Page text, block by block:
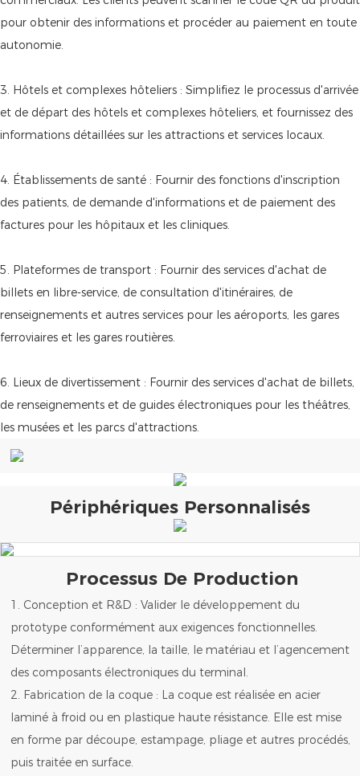
pour obtenir des informations et procéder au paiement en toute
autonomie.
3. Hôtels et complexes hôteliers : Simplifiez le processus d'arrivée
et de départ des hôtels et complexes hôteliers, et fournissez des
informations détaillées sur les attractions et services locaux.
4. Établissements de santé : Fournir des fonctions d'inscription
des patients, de demande d'informations et de paiement des
factures pour les hôpitaux et les cliniques.
5. Plateformes de transport : Fournir des services d'achat de
billets en libre-service, de consultation d'itinéraires, de
renseignements et autres services pour les aéroports, les gares
ferroviaires et les gares routières.
6. Lieux de divertissement : Fournir des services d'achat de billets,
de renseignements et de guides électroniques pour les théâtres,
les musées et les parcs d'attractions.
Périphériques Personnalisés
Processus De Production
1. Conception et R&D : Valider le développement du
prototype conformément aux exigences fonctionnelles.
Déterminer l’apparence, la taille, le matériau et l’agencement
des composants électroniques du terminal.
2. Fabrication de la coque : La coque est réalisée en acier
laminé à froid ou en plastique haute résistance. Elle est mise
en forme par découpe, estampage, pliage et autres procédés,
puis traitée en surface.